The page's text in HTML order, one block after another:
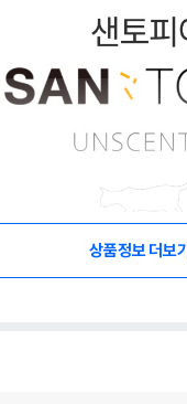
상품정보 더보기